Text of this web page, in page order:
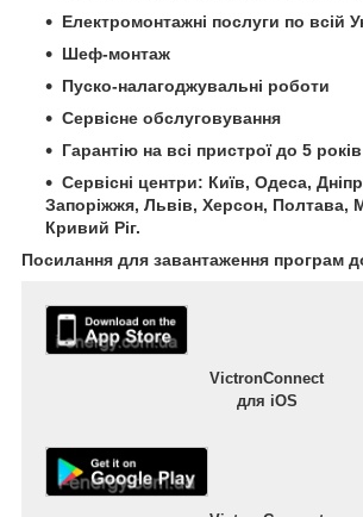
Електромонтажні послуги по всій
Шеф-монтаж
Пуско-налагоджувальні роботи
Сервісне обслуговування
Гарантію на всі пристрої до 5 років
Сервісні центри: Київ, Одеса,
Запоріжжя, Львів, Херсон, Полтава,
Кривий Ріг.
Посилання для завантаження програм
VictronConnect
для iOS